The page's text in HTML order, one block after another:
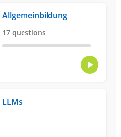
Allgemeinbildung
17 questions
LLMs